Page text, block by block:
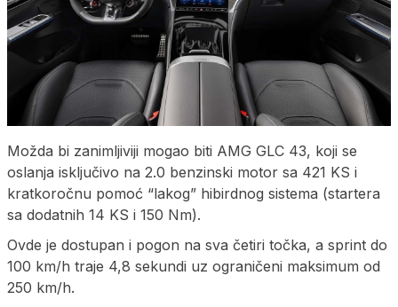
Možda bi zanimljiviji mogao biti AMG GLC 43, koji se
oslanja isključivo na 2.0 benzinski motor sa 421 KS i
kratkoročnu pomoć “lakog” hibirdnog sistema (startera
sa dodatnih 14 KS i 150 Nm).
Ovde je dostupan i pogon na sva četiri točka, a sprint do
100 km/h traje 4,8 sekundi uz ograničeni maksimum od
250 km/h.